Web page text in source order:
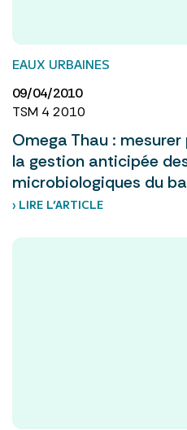
EAUX URBAINES
09/04/2010
TSM 4 2010
Omega Thau :
la gestion anticipée
microbiologiques du
› LIRE L’ARTICLE